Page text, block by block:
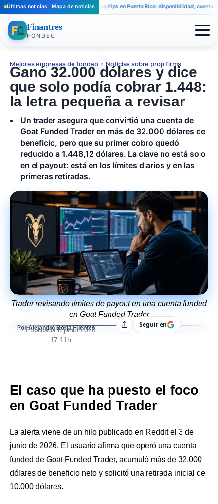
Últimas noticias Mapa de noticias
Funding Pips en Puerto Rico: disponibilidad, cuenta y
Finantres
FONDEO
Mejores empresas de fondeo » Noticias sobre prop firms
Ganó 32.000 dólares y dice
que solo podía cobrar 1.448:
la letra pequeña a revisar
Un trader asegura que convirtió una cuenta de
Goat Funded Trader en más de 32.000 dólares de
beneficio, pero que su primer cobro quedó
reducido a 1.448,12 dólares. La clave no está solo
en el payout: está en los límites diarios y en las
primeras retiradas.
Trader revisando límites de payout en una cuenta funded
en Goat Funded Trader
Por Alejandro Borja Fuentes
Publicada 8 junio 2026
17:11h
CompartirSeguir en
El caso que ha puesto el foco
en Goat Funded Trader
La alerta viene de un hilo publicado en Reddit el 3 de
junio de 2026. El usuario afirma que operó una cuenta
funded de Goat Funded Trader, acumuló más de 32.000
dólares de beneficio neto y solicitó una retirada inicial de
10.000 dólares.